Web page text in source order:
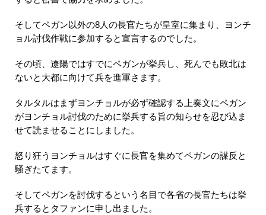
そしてペガン以外の8人の長官たちが皇室に集まり、ヨンチ
ョル討伐作戦に参加すると宣言するのでした。
その頃、遼陽ではすでにペガンが挙兵し、死んでも敗北は
ないと大都に向けて兵を進軍さます。
タルタルはまずヨンチョルが必ず確認する上奏文にペガン
がヨンチョル討伐のために挙兵する旨の知らせを忍び込ま
せて読ませることにしました。
怒り狂うヨンチョルはすぐに長官を集めてペガンの謀反と
騒ぎたてます。
そしてペガンを討伐するという名目で各省の長官たちは挙
兵するとタファンに申し出ました。